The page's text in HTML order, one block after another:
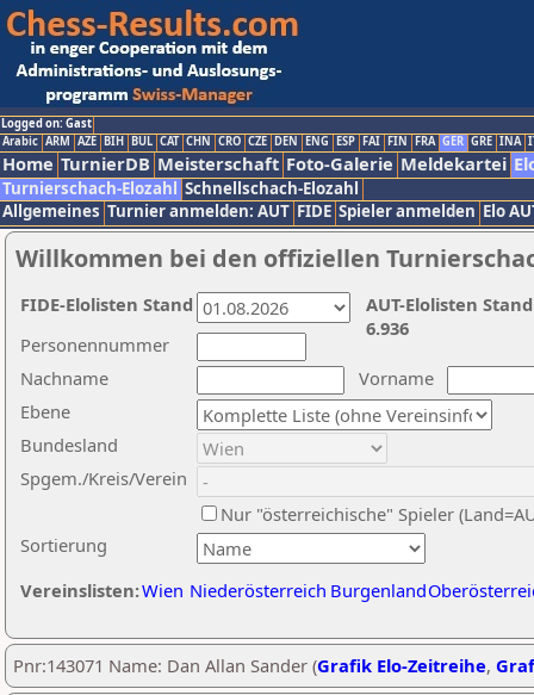
Logged on: Gast
Arabic ARM AZE BIH BUL CAT CHN CRO CZE DEN ENG ESP FAI FIN FRA GER GRE INA
Home TurnierDB Meisterschaft Foto-Galerie Meldekartei
Turnierschach-Elozahl Schnellschach-Elozahl
Allgemeines Turnier anmelden: AUT FIDE Spieler anmelden Elo
Willkommen bei den offiziellen
Nachname
Vorname
Ebene
Sortierung
Personennummer
Bundesland
Spgem./Kreis/Verein
Nur "österreichische" Spieler
Vereinslisten:Wien Niederösterreich Burgenland
AUT-Elolisten
6.936
FIDE-Elolisten Stand
Pnr:143071 Name: Dan Allan Sander (Grafik Elo-Zeitreihe,